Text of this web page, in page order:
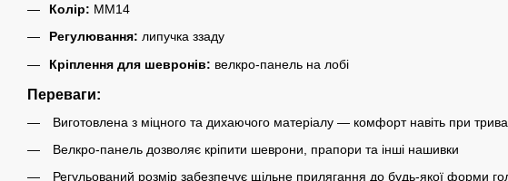
Колір: MM14
Регулювання: липучка ззаду
Кріплення для шевронів: велкро-панель на лобі
Переваги:
Виготовлена з міцного та дихаючого матеріалу — комфорт навіть при
Велкро-панель дозволяє кріпити шеврони, прапори та інші нашивки
Регульований розмір забезпечує щільне прилягання до будь-якої форми